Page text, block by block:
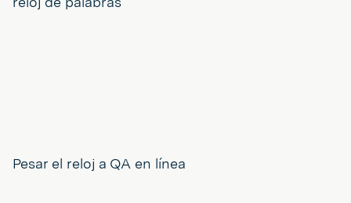
Pesar el reloj a QA en línea